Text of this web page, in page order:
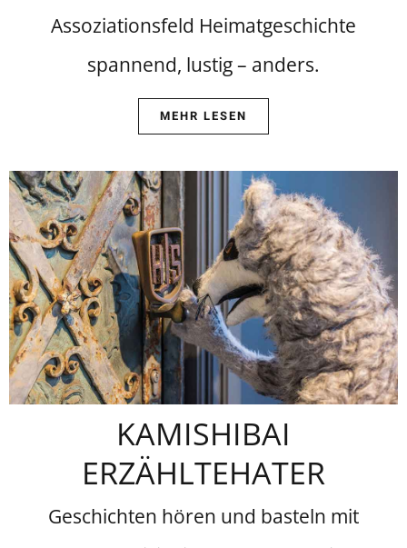
KAMISHIBAI
ERZÄHLTEHATER
Geschichten hören und basteln mit
Assoziationsfeld Heimatgeschichte
spannend, lustig – anders.
MEHR LESEN